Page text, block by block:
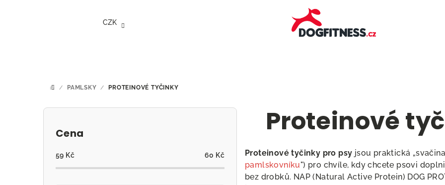
CZK
DOMŮ
/ PAMLSKY / PROTEINOVÉ TYČINKY
P
Cena
59 Kč 60 Kč
Proteinové
Proteinové tyčinky pro psy jsou praktická
pamlskovníku") pro chvíle, kdy chcete psovi
bez drobků. NAP (Natural Active Protein) DOG